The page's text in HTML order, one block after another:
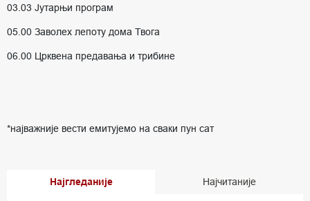
03.03 Јутарњи програм
05.00 Заволех лепоту дома Твога
06.00 Црквена предавања и трибине
*најважније вести емитујемо на сваки пун сат
Најгледаније Најчитаније